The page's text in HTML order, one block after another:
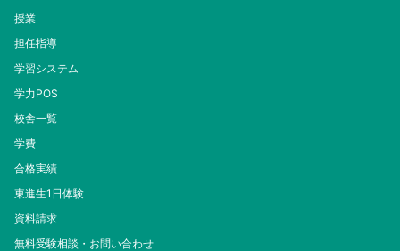
授業
担任指導
学習システム
学力POS
校舎一覧
学費
合格実績
東進生1日体験
資料請求
無料受験相談・お問い合わせ